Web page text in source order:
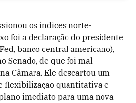
os índices norte-
foi a declaração do presidente
banco central americano),
Senado, de que foi mal
Câmara. Ele descartou um
flexibilização quantitativa e
imediato para uma nova